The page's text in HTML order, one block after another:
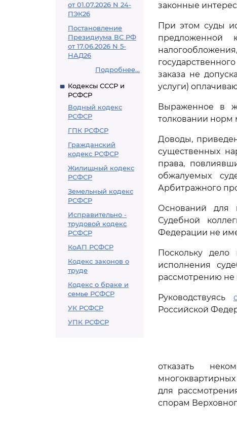
от 01.07.2026 N 24-
ПЭК26
Постановление
Президиума ВС РФ
от 17.06.2026 N 5-
НАД26
Подробнее...
Кодексы СССР и
РСФСР
Водный кодекс
РСФСР
ГПК РСФСР
Гражданский
кодекс РСФСР
Жилищный кодекс
РСФСР
Земельный кодекс
РСФСР
Исправительно -
трудовой кодекс
РСФСР
КоАП РСФСР
Кодекс законов о
труде
Кодекс о браке и
семье РСФСР
УК РСФСР
УПК РСФСР
законные
При этом суды
предложенной
заказа не
услуги)
Выраженное в
толковании норм
Доводы,
существенных
права,
обжалуемых
Арбитражного
Оснований для
Судебной
Федерации не
Поскольку дело
исполнения
рассмотрению не
Руководствуясь
Российской
отказать
для
спорам